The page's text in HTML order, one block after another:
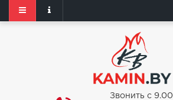
Звонить с